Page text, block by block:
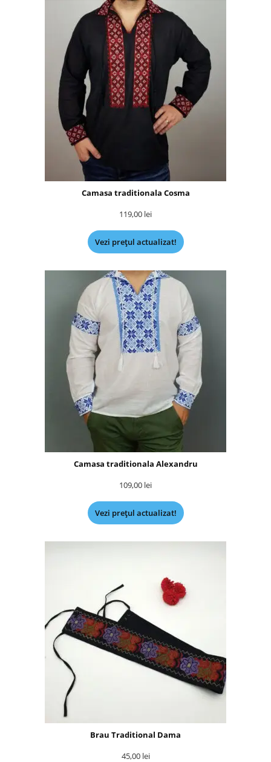
Camasa traditionala Cosma
119,00 lei
Vezi prețul actualizat!
Camasa traditionala Alexandru
109,00 lei
Vezi prețul actualizat!
Brau Traditional Dama
45,00 lei